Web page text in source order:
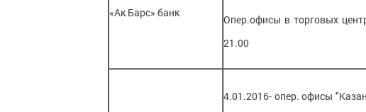
«Ак Барс» банк
Опер.офисы в торговых
21.00
4.01.2016- опер. офисы